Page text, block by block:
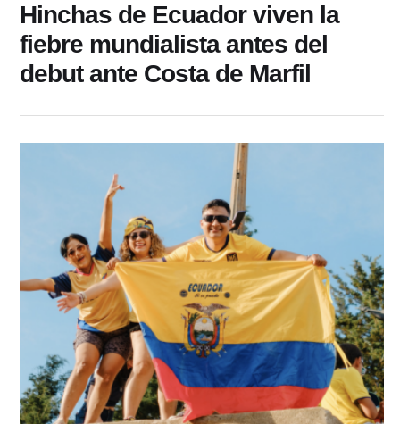
Hinchas de Ecuador viven la
fiebre mundialista antes del
debut ante Costa de Marfil